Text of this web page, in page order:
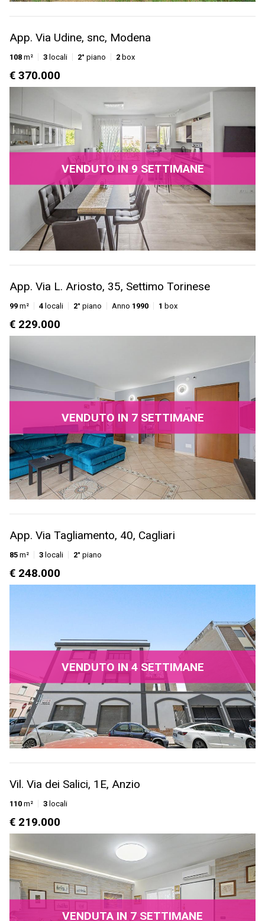
App. Via Udine, snc, Modena
108 m² 3 locali 2° piano 2 box
€ 370.000
VENDUTO IN 9 SETTIMANE
App. Via L. Ariosto, 35, Settimo Torinese
99 m² 4 locali 2° piano Anno 1990 1 box
€ 229.000
VENDUTO IN 7 SETTIMANE
App. Via Tagliamento, 40, Cagliari
85 m² 3 locali 2° piano
€ 248.000
VENDUTO IN 4 SETTIMANE
Vil. Via dei Salici, 1E, Anzio
110 m² 3 locali
€ 219.000
VENDUTA IN 7 SETTIMANE